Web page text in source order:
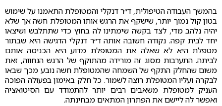
בהמשך העבודה הטיפולית, ד״ר דנקלי והמטופלת התאמנו על שימוש
בטון קול נמוך יותר, שישקף את הרגש אותו המטופלת חשה אך שלא
יהיה נלהב מדי, לצד בקשה שימתינו לה בחוץ כדי שתתלבש ושיצאו
יחד לבית קפה. נקודה חשובה אותה ד״ר דנקלי הדגישה היא שבתור
מטפלת היא לא שאלה את המטופלת מדוע היא הכניסה אותם
לביתה. התערבות מסוג זה מורידה מהתוקף של הרגש הנחווה, זאת
משום שהחלק התקף של השמחה שהמטופלת חשה נובע מכך שבאו
לבקרה ועליו המטופלת רוצה לשמור. כל חלק באימון בפעולה הפוכה
העניק למטופלת משאבים רבים יותר להתמודד עם הסיטואציה
ואפשר לה ליישם את הפתרון המתאים מבחינתה.